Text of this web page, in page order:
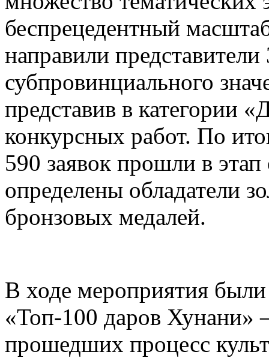
беспрецедентный
направили
субпровинциального
представив в категории
конкурсных работ. По
590 заявок прошли в
определены обладатели
бронзовых медалей.
В ходе мероприятия были
«Топ-100 даров Хунани»
прошедших процесс